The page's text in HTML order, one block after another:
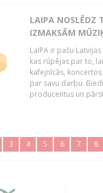
LAIPA NOSLĒDZ
IZMAKSĀM
LaIPA ir pašu
kas rūpējas par to,
kafejnīcās,
par savu darbu.
producentus un
3 4 5 6 7 8